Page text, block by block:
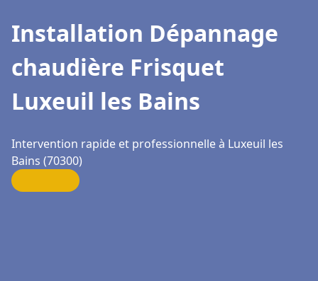
Installation Dépannage
chaudière Frisquet
Luxeuil les Bains
Intervention rapide et professionnelle à Luxeuil les
Bains (70300)